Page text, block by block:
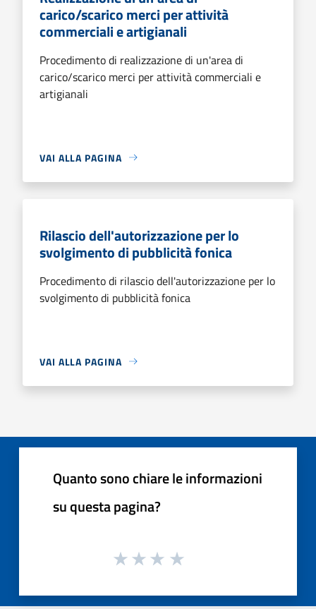
carico/scarico merci per attività
commerciali e artigianali
Procedimento di realizzazione di un'area di
carico/scarico merci per attività commerciali e
artigianali
VAI ALLA PAGINA
Rilascio dell'autorizzazione per lo
svolgimento di pubblicità fonica
Procedimento di rilascio dell'autorizzazione per lo
svolgimento di pubblicità fonica
VAI ALLA PAGINA
Quanto sono chiare le informazioni
su questa pagina?